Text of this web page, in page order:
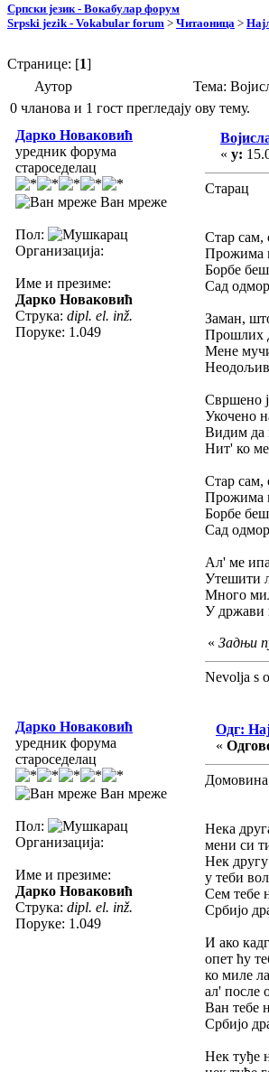
Српски језик - Вокабулар форум
Srpski jezik - Vokabular forum > Читаоница >
Странице: [1]
Аутор
Тема:
0 чланова и 1 гост прегледају ову тему.
Дарко Новаковић
уредник форума
староседелац
Ван мреже
Пол:
Организација:
Име и презиме:
Дарко Новаковић
Струка: dipl. el. inž.
Поруке: 1.049
« у:
Старац
Стар сам,
Прожима
Борбе
Сад
Заман,
Прошлих
Мене
Свршено
Укочено
Видим да
Нит' ко
Стар сам,
Прожима
Борбе
Сад
Ал' ме
Утешити
Много
У држави
« Задњи
Nevolja s
Дарко Новаковић
уредник форума
староседелац
Ван мреже
Пол:
Организација:
Име и презиме:
Дарко Новаковић
Струка: dipl. el. inž.
Поруке: 1.049
Одг:
«
Домовина
Нека
мени си
Нек
у теби
Сем тебе
Србијо
И ако
опет ћу
ко миле
ал' после
Ван тебе
Србијо
Нек туђе